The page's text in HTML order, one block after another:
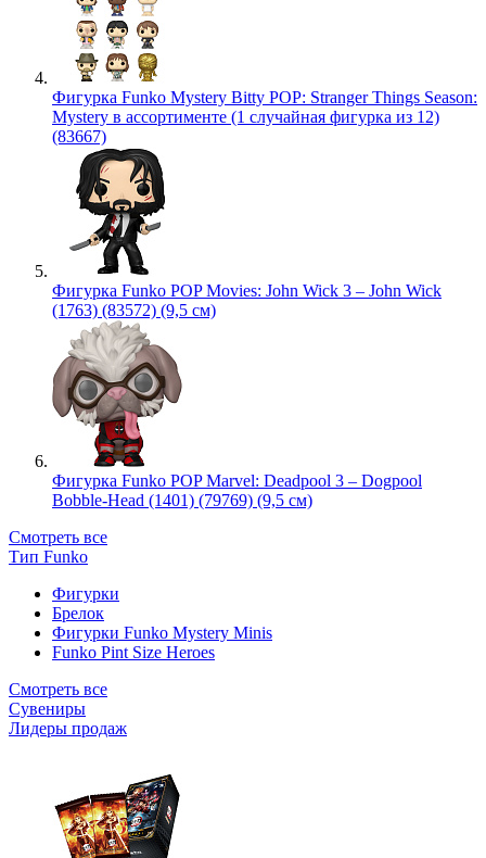
Фигурка Funko Mystery Bitty POP: Stranger Things Season:
Mystery в ассортименте (1 случайная фигурка из 12)
(83667)
Фигурка Funko POP Movies: John Wick 3 – John Wick
(1763) (83572) (9,5 см)
Фигурка Funko POP Marvel: Deadpool 3 – Dogpool
Bobble-Head (1401) (79769) (9,5 см)
Смотреть все
Тип Funko
Фигурки
Брелок
Фигурки Funko Mystery Minis
Funko Pint Size Heroes
Смотреть все
Сувениры
Лидеры продаж